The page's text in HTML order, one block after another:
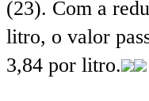
(23). Com a
litro, o valor
3,84 por litro.